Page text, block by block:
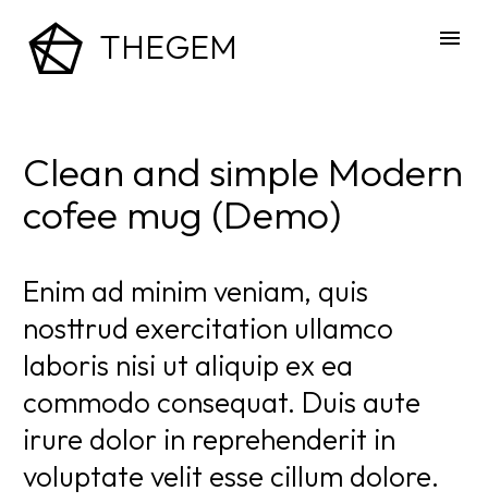
THEGEM
Clean and simple Modern
cofee mug (Demo)
Enim ad minim veniam, quis
nosttrud exercitation ullamco
laboris nisi ut aliquip ex ea
commodo consequat. Duis aute
irure dolor in reprehenderit in
voluptate velit esse cillum dolore.